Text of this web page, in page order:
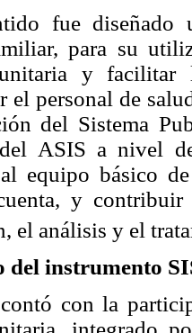
fue diseñado
para su
y facilitar
el personal de
del Sistema
ASIS a nivel
equipo básico
y
el análisis y el
del instrumento
con la